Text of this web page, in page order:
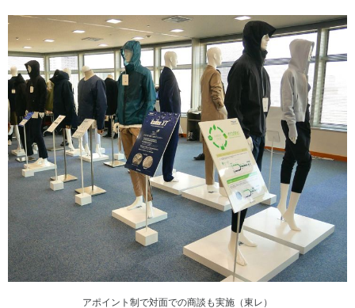
アポイント制で対面での商談も実施（東レ）